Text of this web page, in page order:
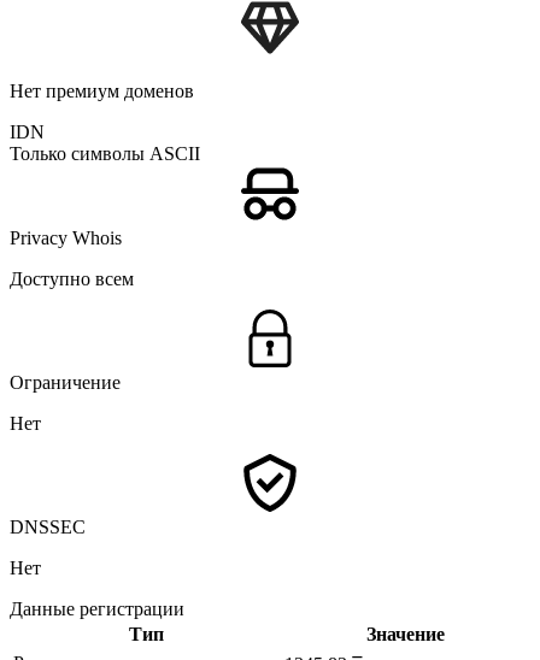
Нет премиум доменов
IDN
Только символы ASCII
Privacy Whois
Доступно всем
Ограничение
Нет
DNSSEC
Нет
Данные регистрации
Тип
Значение